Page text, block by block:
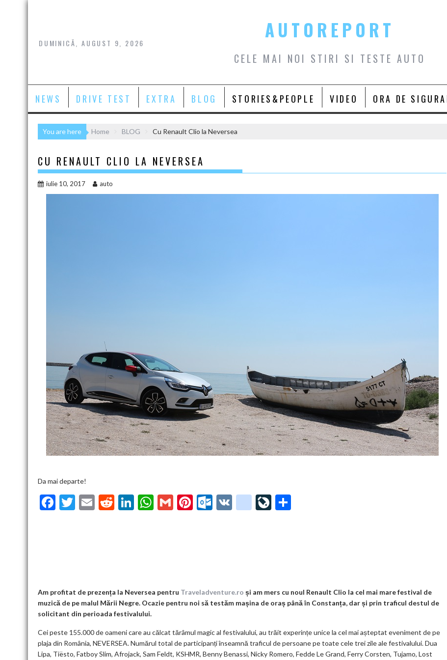
Skip
DUMINICĂ, AUGUST 9, 2026
AUTOREPORT
CELE MAI NOI STIRI SI TESTE AUTO
NEWS DRIVE TEST EXTRA BLOG STORIES&PEOPLE VIDEO ORA DE
You are here Home BLOG Cu Renault Clio la Neversea
CU RENAULT CLIO LA NEVERSEA
iulie 10, 2017 auto
Da mai departe!
F
k
T
E
R
Li W
p
G
Pi O
m
V
g
o
o
k
m
Li
Am profitat de prezența la Neversea pentru Traveladventure.ro și am mers cu noul Renault Clio la cel mai mare festival de
muzică de pe malul Mării Negre. Ocazie pentru noi să testăm mașina de oraș până în Constanța, dar și prin traficul destul de
solicitant din perioada festivalului.
Cei peste 155.000 de oameni care au călcat tărâmul magic al festivalului, au trăit experințe unice la cel mai așteptat eveniment de pe
plaja din România, NEVERSEA. Numărul total de participanți înseamnă traficul de persoane pe toate cele trei zile ale festivalului. Dua
Lipa, Tiësto, Fatboy Slim, Afrojack, Sam Feldt, KSHMR, Benny Benassi, Nicky Romero, Fedde Le Grand, Ferry Corsten, Tujamo, Lost